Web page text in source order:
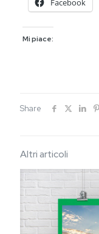
Facebook
Mi piace:
Share
Altri articoli